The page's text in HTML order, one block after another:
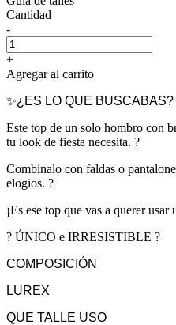
Cantidad
-
+
Agregar al carrito
✨¿ES LO QUE BUSCABAS?
Este top de un solo hombro con
tu look de fiesta necesita. ?
Combinalo con faldas o
elogios. ?
¡Es ese top que vas a querer usar
? ÚNICO e IRRESISTIBLE ?
COMPOSICIÓN
LUREX
QUE TALLE USO